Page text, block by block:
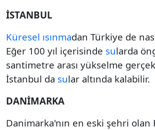
İSTANBUL
Küresel ısınmadan Türkiye de
Eğer 100 yıl içerisinde sularda
santimetre arası yükselme
İstanbul da sular altında kalabilir.
DANİMARKA
Danimarka'nın en eski şehri olan